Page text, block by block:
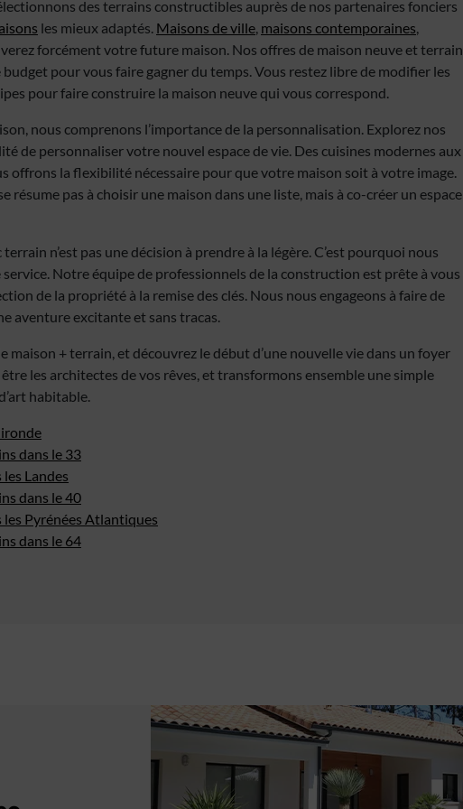
des terrains constructibles auprès de nos partenaires fonciers
les mieux adaptés. Maisons de ville, maisons contemporaines,
forcément votre future maison. Nos offres de maison neuve et terrain
pour vous faire gagner du temps. Vous restez libre de modifier les
pour faire construire la maison neuve qui vous correspond.
nous comprenons l’importance de la personnalisation. Explorez nos
de personnaliser votre nouvel espace de vie. Des cuisines modernes aux
offrons la flexibilité nécessaire pour que votre maison soit à votre image.
résume pas à choisir une maison dans une liste, mais à co-créer un espace
n’est pas une décision à prendre à la légère. C’est pourquoi nous
Notre équipe de professionnels de la construction est prête à vous
de la propriété à la remise des clés. Nous nous engageons à faire de
aventure excitante et sans tracas.
maison + terrain, et découvrez le début d’une nouvelle vie dans un foyer
les architectes de vos rêves, et transformons ensemble une simple
habitable.
dans le 33
Landes
dans le 40
Pyrénées Atlantiques
dans le 64